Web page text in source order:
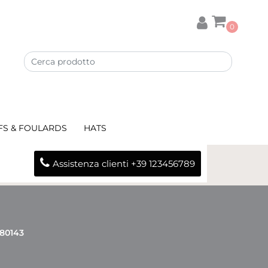
0
& FOULARDS HATS
Assistenza clienti +39 123456789